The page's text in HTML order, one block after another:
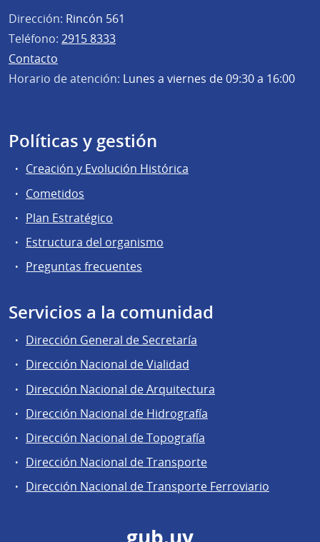
Dirección: Rincón 561
Teléfono: 2915 8333
Contacto
Horario de atención: Lunes a viernes de 09:30 a 16:00
Políticas y gestión
Creación y Evolución Histórica
Cometidos
Plan Estratégico
Estructura del organismo
Preguntas frecuentes
Servicios a la comunidad
Dirección General de Secretaría
Dirección Nacional de Vialidad
Dirección Nacional de Arquitectura
Dirección Nacional de Hidrografía
Dirección Nacional de Topografía
Dirección Nacional de Transporte
Dirección Nacional de Transporte Ferroviario